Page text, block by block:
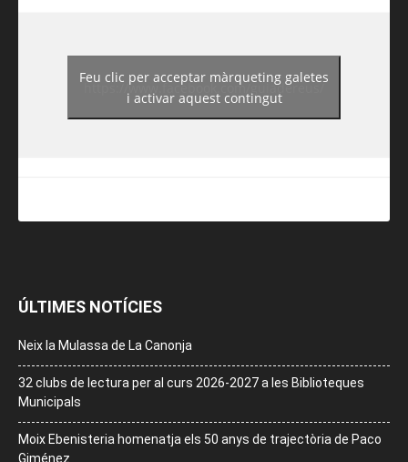
https://www.facebook.com/guiadereus/
Feu clic per acceptar màrqueting galetes
i activar aquest contingut
ÚLTIMES NOTÍCIES
Neix la Mulassa de La Canonja
32 clubs de lectura per al curs 2026-2027 a les Biblioteques
Municipals
Moix Ebenisteria homenatja els 50 anys de trajectòria de Paco
Giménez